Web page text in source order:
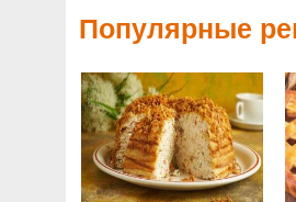
Популярные